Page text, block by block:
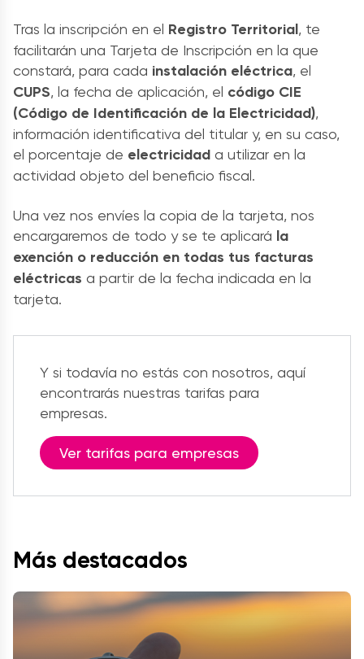
Tras la inscripción en el Registro Territorial, te
facilitarán una Tarjeta de Inscripción en la que
constará, para cada instalación eléctrica, el
CUPS, la fecha de aplicación, el código CIE
(Código de Identificación de la Electricidad),
información identificativa del titular y, en su caso,
el porcentaje de electricidad a utilizar en la
actividad objeto del beneficio fiscal.
Una vez nos envíes la copia de la tarjeta, nos
encargaremos de todo y se te aplicará la
exención o reducción en todas tus facturas
eléctricas a partir de la fecha indicada en la
tarjeta.
Y si todavía no estás con nosotros, aquí
encontrarás nuestras tarifas para
empresas.
Ver tarifas para empresas
Más destacados